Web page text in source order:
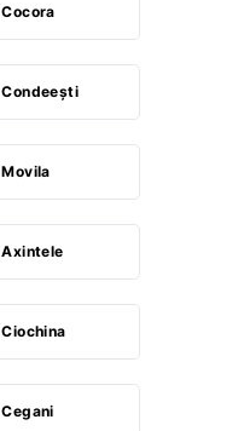
Cocora
Condeeşti
Movila
Axintele
Ciochina
Cegani